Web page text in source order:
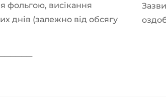
фольгою, висікання
днів (залежно від обсягу